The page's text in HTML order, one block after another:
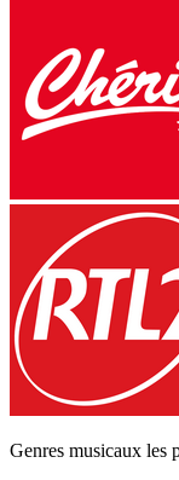
Genres musicaux les